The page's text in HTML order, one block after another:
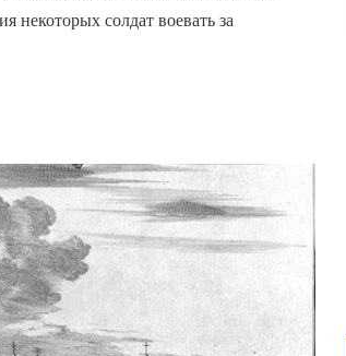
некоторых солдат воевать за